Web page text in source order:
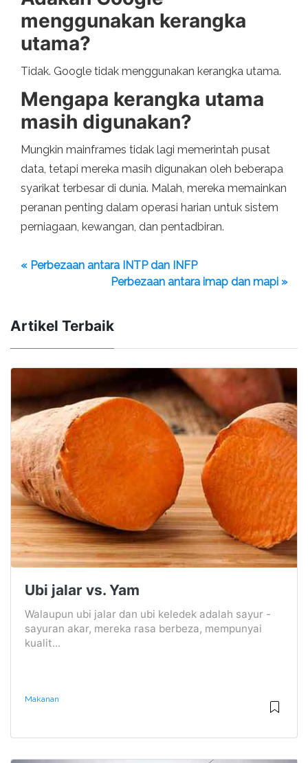
menggunakan kerangka
utama?
Tidak. Google tidak menggunakan kerangka utama.
Mengapa kerangka utama
masih digunakan?
Mungkin mainframes tidak lagi memerintah pusat
data, tetapi mereka masih digunakan oleh beberapa
syarikat terbesar di dunia. Malah, mereka memainkan
peranan penting dalam operasi harian untuk sistem
perniagaan, kewangan, dan pentadbiran.
« Perbezaan antara INTP dan INFP
Perbezaan antara imap dan mapi »
Artikel Terbaik
Ubi jalar vs. Yam
Walaupun ubi jalar dan ubi keledek adalah sayur -
sayuran akar, mereka rasa berbeza, mempunyai
kualit...
Makanan